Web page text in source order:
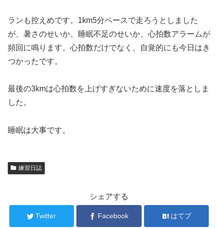
ランも控えめです。1km5分ペースで走ろうとしました
が、暑さのせいか、睡眠不足のせいか、心拍数アラームが
頻回に鳴ります。心拍数だけでなく、自覚的にも今日はき
つかったです。
最後の3kmは心拍数を上げすぎないために速度を落としま
した。
睡眠は大事です。
練習日誌
シェアする
Twitter Facebook はてブ